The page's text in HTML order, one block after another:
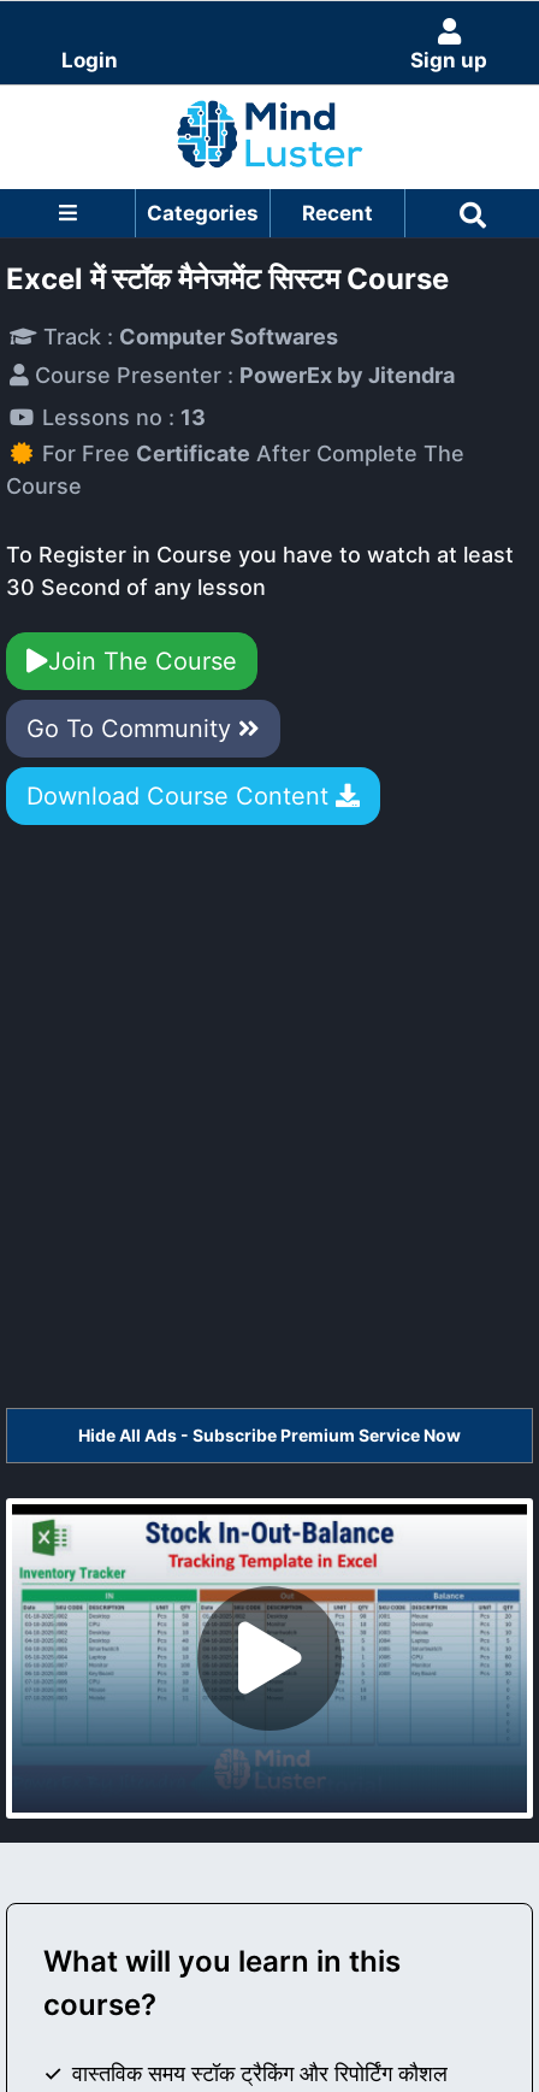
Login Sign up
Categories Recent
Excel में स्टॉक मैनेजमेंट सिस्टम Course
Track : Computer Softwares
Course Presenter : PowerEx by Jitendra
Lessons no : 13
For Free Certificate After Complete The
Course
To Register in Course you have to watch at least
30 Second of any lesson
Join The Course
Go To Community
Download Course Content
Hide All Ads - Subscribe Premium Service Now
What will you learn in this
course?
वास्तविक समय स्टॉक ट्रैकिंग और रिपोर्टिंग कौशल